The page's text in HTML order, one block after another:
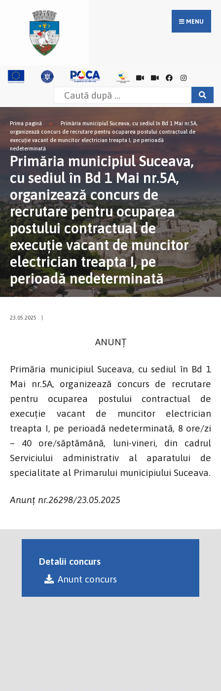
MENU
Prima pagină
Primăria municipiul Suceava, cu sediul în Bd 1 Mai nr.5A,
organizează concurs de recrutare pentru ocuparea postului contractual de
execuție vacant de muncitor electrician treapta I, pe perioadă
nedeterminată
Primăria municipiul Suceava,
cu sediul în Bd 1 Mai nr.5A,
organizează concurs de
recrutare pentru ocuparea
postului contractual de
execuție vacant de muncitor
electrician treapta I, pe
perioadă nedeterminată
23.05.2025
ANUNȚ
Primăria municipiul Suceava, cu sediul în Bd 1
Mai nr.5A, organizează concurs de recrutare
pentru ocuparea postului contractual de
execuție vacant de muncitor electrician
treapta I, pe perioadă nedeterminată, 8 ore/zi
– 40 ore/săptămână, luni-vineri, din cadrul
Serviciului administrativ al aparatului de
specialitate al Primarului municipiului Suceava.
Anunț nr.26298/23.05.2025
Detalii concurs
Anunt concurs